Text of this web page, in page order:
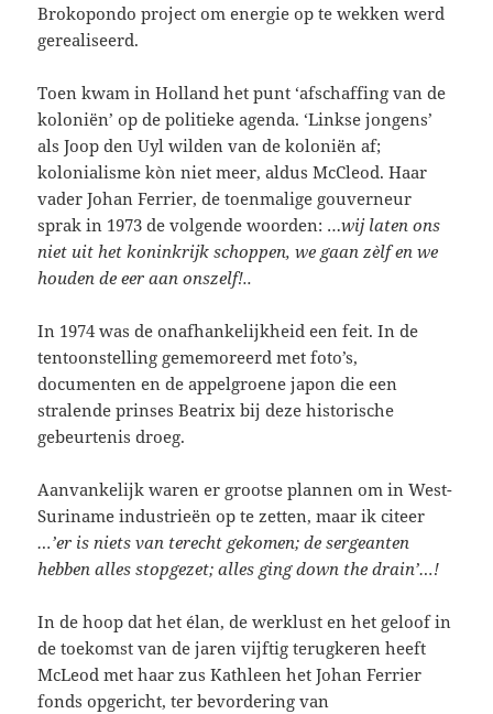
Brokopondo project om energie op te wekken werd
gerealiseerd.
Toen kwam in Holland het punt ‘afschaffing van de
koloniën’ op de politieke agenda. ‘Linkse jongens’
als Joop den Uyl wilden van de koloniën af;
kolonialisme kòn niet meer, aldus McCleod. Haar
vader Johan Ferrier, de toenmalige gouverneur
sprak in 1973 de volgende woorden: …wij laten ons
niet uit het koninkrijk schoppen, we gaan zèlf en we
houden de eer aan onszelf!..
In 1974 was de onafhankelijkheid een feit. In de
tentoonstelling gememoreerd met foto’s,
documenten en de appelgroene japon die een
stralende prinses Beatrix bij deze historische
gebeurtenis droeg.
Aanvankelijk waren er grootse plannen om in West-
Suriname industrieën op te zetten, maar ik citeer
…’er is niets van terecht gekomen; de sergeanten
hebben alles stopgezet; alles ging down the drain’…!
In de hoop dat het élan, de werklust en het geloof in
de toekomst van de jaren vijftig terugkeren heeft
McLeod met haar zus Kathleen het Johan Ferrier
fonds opgericht, ter bevordering van